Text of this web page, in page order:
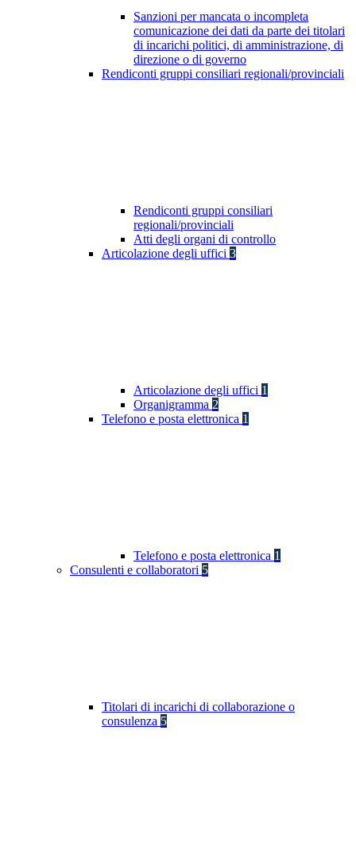
Sanzioni per mancata o incompleta
comunicazione dei dati da parte dei titolari
di incarichi politici, di amministrazione, di
direzione o di governo
Rendiconti gruppi consiliari regionali/provinciali
Rendiconti gruppi consiliari
regionali/provinciali
Atti degli organi di controllo
Articolazione degli uffici 3
Articolazione degli uffici 1
Organigramma 2
Telefono e posta elettronica 1
Telefono e posta elettronica 1
Consulenti e collaboratori 5
Titolari di incarichi di collaborazione o
consulenza 5